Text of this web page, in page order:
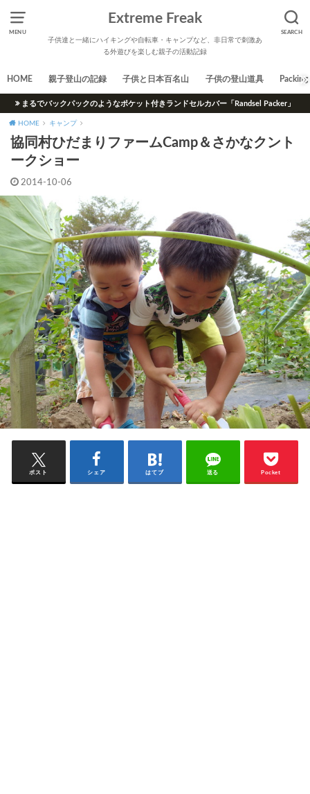
MENU SEARCH
Extreme Freak
子供達と一緒にハイキングや自転車・キャンプなど、非日常で刺激あ
る外遊びを楽しむ親子の活動記録
HOME 親子登山の記録 子供と日本百名山 子供の登山道具 Packing
まるでバックパックのようなポケット付きランドセルカバー「Randsel Packer」
HOME キャンプ
協同村ひだまりファームCamp＆さかなクント
ークショー
2014-10-06
ポスト シェア はてブ 送る Pocket